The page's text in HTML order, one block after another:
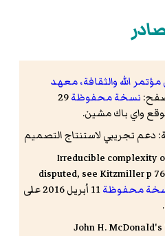
الله والثقافة، معهد
نسخة محفوظة29
دعم تجريبي لاستنتاج التصميم
Irreducible complexity
disputed, see Kitzmiller p
محفوظة
11 أبريل 2016 على
John H. McDonald's